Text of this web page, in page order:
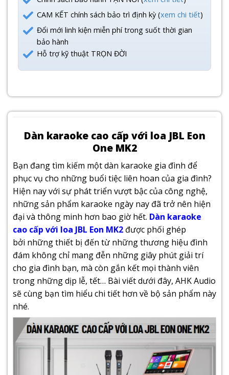
CAM KẾT chính sách bảo trì định kỳ (xem chi tiết)
Đổi mới linh kiện miễn phí trong suốt thời gian
bảo hành
Hỗ trợ kỹ thuật TRỌN ĐỜI
Dàn karaoke cao cấp với loa JBL Eon
One MK2
Bạn đang tìm kiếm một dàn karaoke gia đình để
phục vụ cho những buổi tiệc liên hoan của gia đình?
Hiện nay với sự phát triển vượt bậc của công nghệ,
những sản phẩm karaoke ngày nay đã trở nên hiện
đại và thông minh hơn bao giờ hết. Dàn karaoke
cao cấp với loa JBL Eon MK2 được phối ghép
bởi những thiết bị đến từ những thương hiệu đình
đám không chỉ mang đễn những giây phút giải trí
cho gia đình bạn, mà còn gắn kết mọi thành viên
trong những dịp lễ, tết… Bài viết dưới đây, AHK Audio
sẽ cùng bạn tìm hiểu chi tiết hơn về bộ sản phẩm này
nhé.